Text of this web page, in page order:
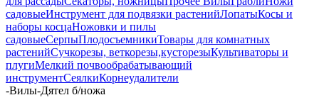
садовыеИнструмент для подвязки растенийЛопатыКосы и
наборы косцаНожовки и пилы
садовыеСерпыПлодосъемникиТовары для комнатных
растенийСучкорезы, веткорезы,кусторезыКультиваторы и
плугиМелкий почвообрабатывающий
инструментСеялкиКорнеудалители
-Вилы-Дятел б/ножа